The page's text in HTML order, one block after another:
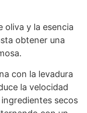
oliva y la esencia
obtener una
con la levadura
la velocidad
secos